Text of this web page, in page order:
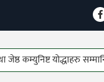
योद्धाहरु सम्मानित!